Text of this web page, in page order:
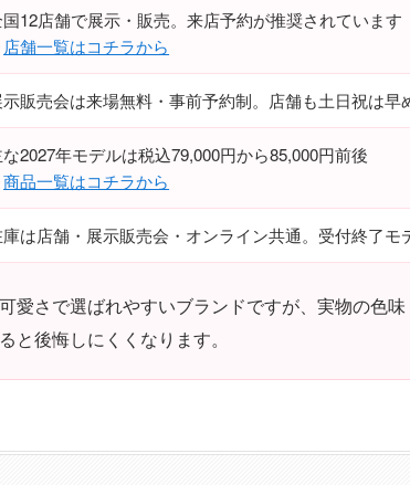
12店舗で展示・販売。来店予約が推奨されています
店舗一覧はコチラから
示販売会は来場無料・事前予約制。店舗も土日祝は早
な2027年モデルは税込79,000円から85,000円前後
商品一覧はコチラから
は店舗・展示販売会・オンライン共通。受付終了モ
愛さで選ばれやすいブランドですが、実物の色
と後悔しにくくなります。